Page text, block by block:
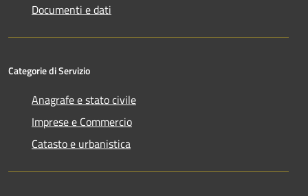
Documenti e dati
Categorie di Servizio
Anagrafe e stato civile
Imprese e Commercio
Catasto e urbanistica